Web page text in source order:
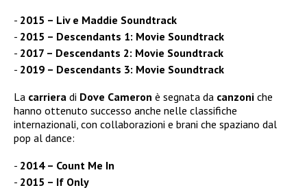
2015 – Liv e Maddie Soundtrack
2015 – Descendants 1: Movie Soundtrack
2017 – Descendants 2: Movie Soundtrack
2019 – Descendants 3: Movie Soundtrack
La carriera di Dove Cameron è segnata da canzoni che
hanno ottenuto successo anche nelle classifiche
internazionali, con collaborazioni e brani che spaziano dal
pop al dance:
2014 – Count Me In
2015 – If Only